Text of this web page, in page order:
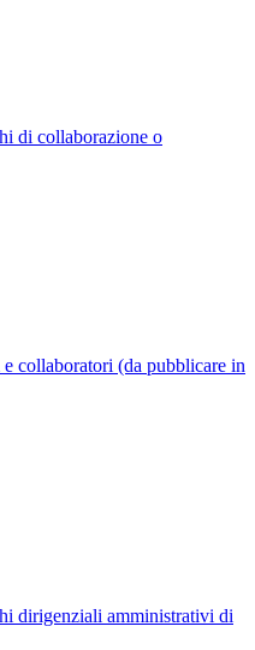
di collaborazione o
collaboratori (da pubblicare in
dirigenziali amministrativi di